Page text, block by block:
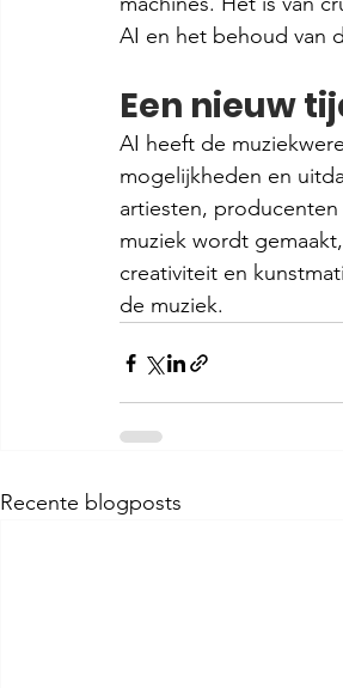
AI en het behoud van
Een nieuw
AI heeft de
mogelijkheden en
artiesten,
muziek wordt
creativiteit en
de muziek.
Recente blogposts